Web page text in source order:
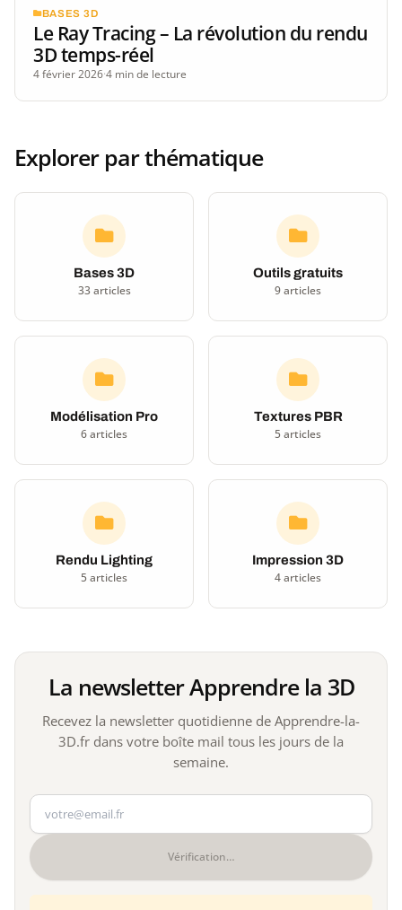
BASES 3D
Le Ray Tracing – La révolution du rendu
3D temps-réel
4 février 2026·4 min de lecture
Explorer par thématique
Bases 3D
33 articles
Outils gratuits
9 articles
Modélisation Pro
6 articles
Textures PBR
5 articles
Rendu Lighting
5 articles
Impression 3D
4 articles
La newsletter Apprendre la 3D
Recevez la newsletter quotidienne de Apprendre-la-
3D.fr dans votre boîte mail tous les jours de la
semaine.
Votre adresse e-mail
Vérification…